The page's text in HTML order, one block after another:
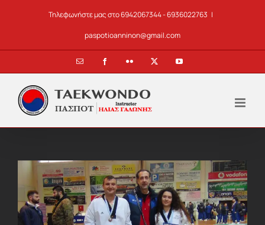
Τηλεφωνήστε μας στο 6942067344 - 6936022763 |
paspotioanninon@gmail.com
Email FacebookFlickr YouTube